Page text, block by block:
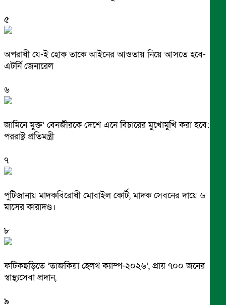
৫
অপরাধী যে-ই হোক তাকে আইনের আওতায় নিয়ে আসতে হবে-
এটর্নি জেনারেল
৬
জামিনে মুক্ত’ বেনজীরকে দেশে এনে বিচারের মুখোমুখি করা হবে:
পররাষ্ট্র প্রতিমন্ত্রী
৭
পুটিজানায় মাদকবিরোধী মোবাইল কোর্ট, মাদক সেবনের দায়ে ৬
মাসের কারাদণ্ড।
৮
ফটিকছড়িতে ‘তাজকিয়া হেলথ ক্যাম্প-২০২৬’, প্রায় ৭০০ জনের
স্বাস্থ্যসেবা প্রদান,
৯